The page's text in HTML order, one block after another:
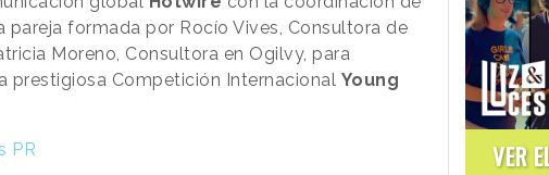
pareja formada por Rocío Vives, Consultora de
Moreno, Consultora en Ogilvy, para
prestigiosa Competición Internacional Young
PR VER